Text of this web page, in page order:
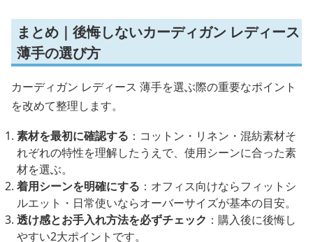
まとめ｜後悔しないカーディガン レディース
薄手の選び方
カーディガン レディース 薄手を選ぶ際の重要なポイント
を改めて整理します。
素材を最初に確認する ：コットン・リネン・混紡素材そ
れぞれの特性を理解したうえで、使用シーンに合った素
材を選ぶ。
着用シーンを明確にする ：オフィス向けならフィットシ
ルエット・日常使いならオーバーサイズが基本の目安。
透け感とお手入れ方法を必ずチェック ：購入後に後悔し
やすい2大ポイントです。